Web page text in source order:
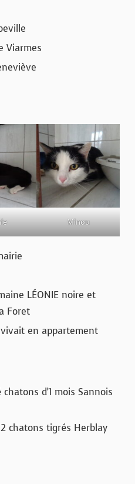
Viarmes
Minou
LÉONIE noire et
Foret
en appartement
d’1 mois Sannois
chatons tigrés Herblay